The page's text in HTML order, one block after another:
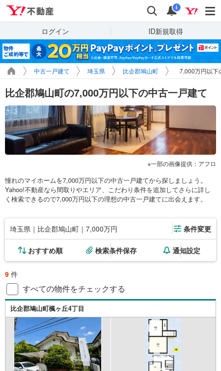
検索 通知
i
ログイン ID新規取得
中古一戸建て 埼玉県 比企郡鳩山町 7,000万円以下
比企郡鳩山町の7,000万円以下の中古一戸建て
一部の画像提供：アフロ
憧れのマイホームを7,000万円以下の中古一戸建てから探しましょう。
Yahoo!不動産なら間取りやエリア、こだわり条件を追加してさらに詳し
く検索できるので7,000万円以下の理想の中古一戸建てに出会えます。
埼玉県｜比企郡鳩山町｜7,000万円 条件変更
おすすめ順 検索条件保存 通知設定
9 件
すべての物件をチェックする
比企郡鳩山町楓ヶ丘4丁目